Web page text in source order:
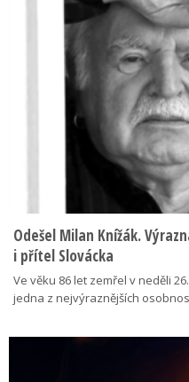
Odešel Milan Knížák.
i přítel Slovácka
Ve věku 86 let zemřel v neděli
jedna z nejvýraznějších